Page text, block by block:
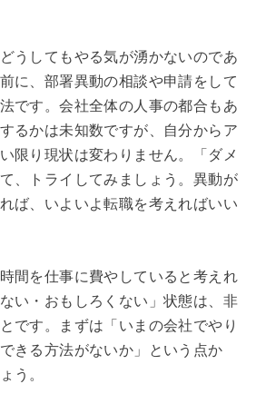
うしてもやる気が湧かないのであ
に、部署異動の相談や申請をして
です。会社全体の人事の都合もあ
るかは未知数ですが、自分からア
限り現状は変わりません。「ダメ
、トライしてみましょう。異動が
ば、いよいよ転職を考えればいい
間を仕事に費やしていると考えれ
い・おもしろくない」状態は、非
です。まずは「いまの会社でやり
きる方法がないか」という点か
う。